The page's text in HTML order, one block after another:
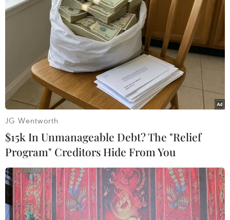
#Kriengkrai Thiennukul
#Hội đồng Tư vấn Kinh doanh APEC
#APEC
#Tự do thương mại
Theo dõi VietnamPlus
TIN LIÊN QUAN
JG Wentworth
$15k In Unmanageable Debt? The "Relief
Program" Creditors Hide From You